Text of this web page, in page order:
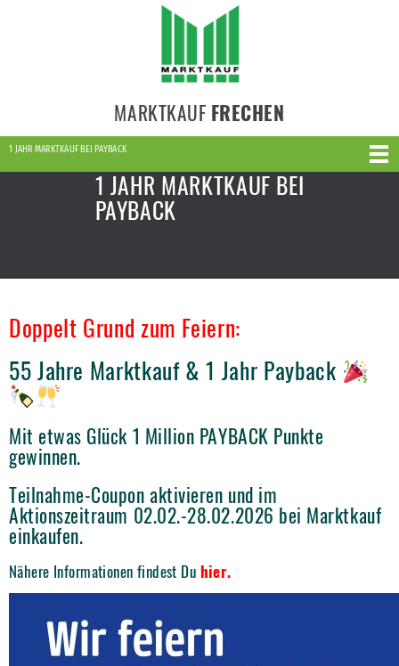
MARKTKAUF FRECHEN
1 JAHR MARKTKAUF BEI PAYBACK
1 JAHR MARKTKAUF BEI
PAYBACK
Doppelt Grund zum Feiern:
55 Jahre Marktkauf & 1 Jahr Payback
Mit etwas Glück 1 Million PAYBACK Punkte
gewinnen.
Teilnahme-Coupon aktivieren und im
Aktionszeitraum 02.02.-28.02.2026 bei Marktkauf
einkaufen.
Nähere Informationen findest Du hier.